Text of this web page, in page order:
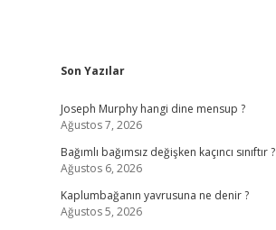
Sidebar
Son Yazılar
Joseph Murphy hangi dine mensup ?
Ağustos 7, 2026
Bağımlı bağımsız değişken kaçıncı sınıftır ?
Ağustos 6, 2026
Kaplumbağanın yavrusuna ne denir ?
Ağustos 5, 2026